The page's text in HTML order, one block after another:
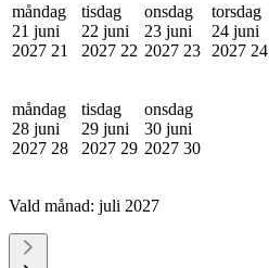
måndag
21 juni
2027 21
tisdag
22 juni
2027 22
onsdag
23 juni
2027 23
torsdag
24 juni
2027 24
måndag
28 juni
2027 28
tisdag
29 juni
2027 29
onsdag
30 juni
2027 30
Vald månad: juli 2027